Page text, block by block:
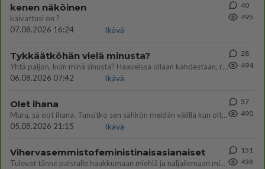
kenen näköinen
kaivattusi on ?
07.08.2026 16:24
Ikävä
40
495
Tykkäätköhän vielä minusta?
Yhtä paljon, kuin minä sinusta? Haaveissa ollaan kahdestaan, rauhassa ja lähennytään fyysisesti ja tutustutaan syvemmin
06.08.2026 07:42
Ikävä
28
494
Olet ihana
Muru, sä oot ihana. Tunsitko sen sähkön meidän välillä kun oltiin ihan låhekkäin? 👩‍❤️‍👩❤️😼😘
05.08.2026 21:15
Ikävä
37
490
Vihervasemmistofeministinaisasianaiset
Tulevat tänne palstalle haukkumaan miehiä ja naljailemaan miehelle, kehuvat olevansa heitä parempia. Itse asuvat MIEHE
151
438